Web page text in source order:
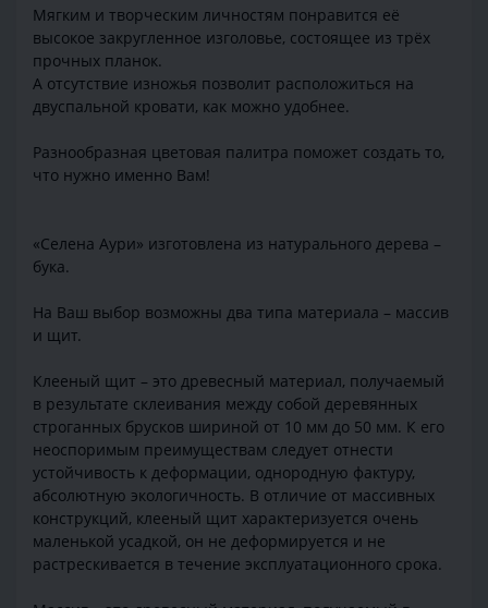
Мягким и творческим личностям понравится её
высокое закругленное изголовье, состоящее из трёх
прочных планок.
А отсутствие изножья позволит расположиться на
двуспальной кровати, как можно удобнее.
Разнообразная цветовая палитра поможет создать то,
что нужно именно Вам!
«Селена Аури» изготовлена из натурального дерева –
бука.
На Ваш выбор возможны два типа материала – массив
и щит.
Клееный щит – это древесный материал, получаемый
в результате склеивания между собой деревянных
строганных брусков шириной от 10 мм до 50 мм. К его
неоспоримым преимуществам следует отнести
устойчивость к деформации, однородную фактуру,
абсолютную экологичность. В отличие от массивных
конструкций, клееный щит характеризуется очень
маленькой усадкой, он не деформируется и не
растрескивается в течение эксплуатационного срока.